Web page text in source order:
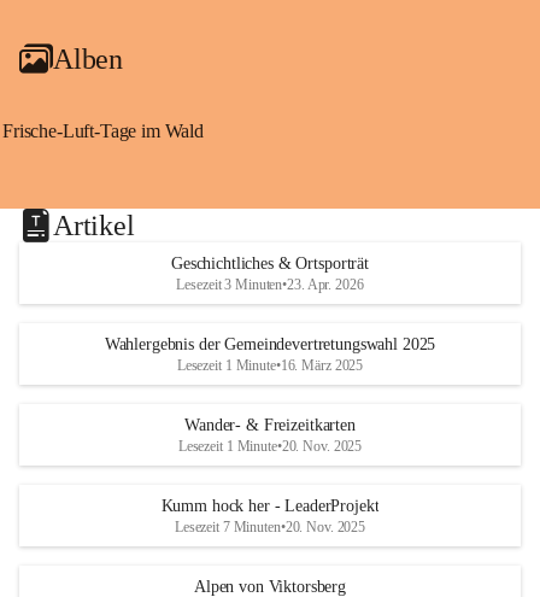
Alben
Frische-Luft-Tage im Wald
Artikel
Geschichtliches & Ortsporträt
Lesezeit 3 Minuten•23. Apr. 2026
Wahlergebnis der Gemeindevertretungswahl 2025
Lesezeit 1 Minute•16. März 2025
Wander- & Freizeitkarten
Lesezeit 1 Minute•20. Nov. 2025
Kumm hock her - LeaderProjekt
Lesezeit 7 Minuten•20. Nov. 2025
Alpen von Viktorsberg